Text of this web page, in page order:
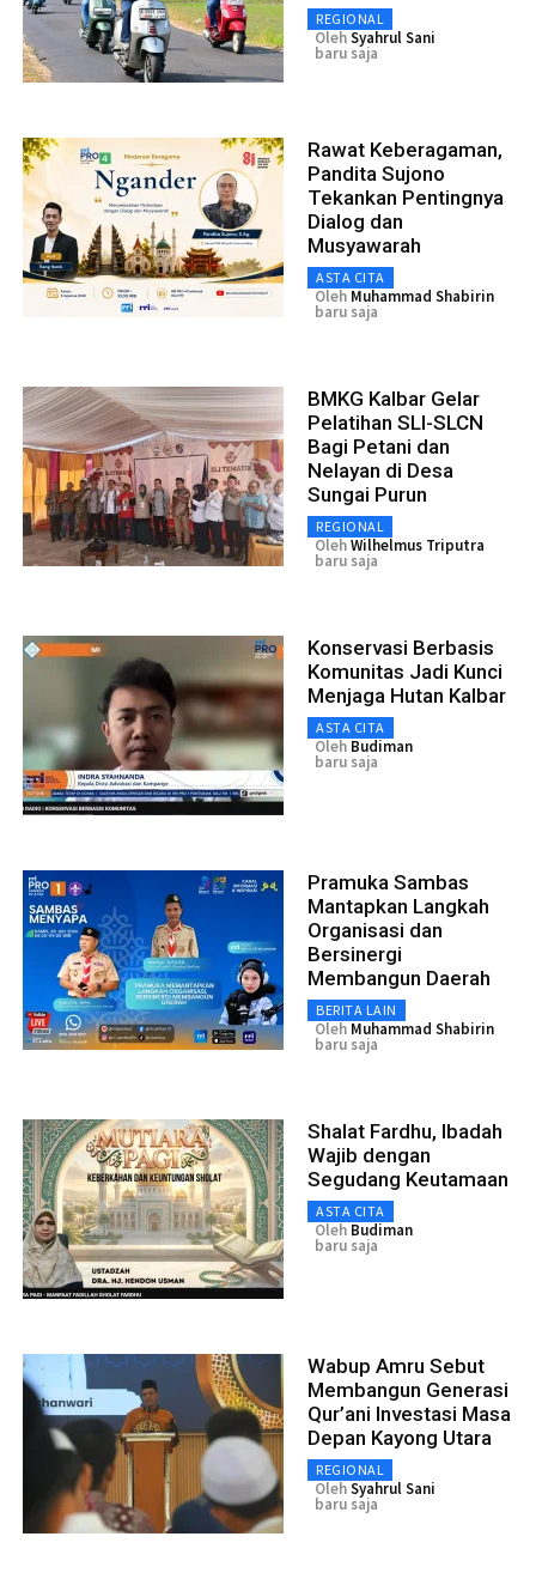
REGIONAL
OlehSyahrul Sani
baru saja
Rawat Keberagaman,
Pandita Sujono
Tekankan Pentingnya
Dialog dan
Musyawarah
ASTA CITA
Oleh Muhammad Shabirin
baru saja
BMKG Kalbar Gelar
Pelatihan SLI-SLCN
Bagi Petani dan
Nelayan di Desa
Sungai Purun
REGIONAL
OlehWilhelmus Triputra
baru saja
Konservasi Berbasis
Komunitas Jadi Kunci
Menjaga Hutan Kalbar
ASTA CITA
Oleh Budiman
baru saja
Pramuka Sambas
Mantapkan Langkah
Organisasi dan
Bersinergi
Membangun Daerah
BERITA LAIN
Oleh Muhammad Shabirin
baru saja
Shalat Fardhu, Ibadah
Wajib dengan
Segudang Keutamaan
ASTA CITA
Oleh Budiman
baru saja
Wabup Amru Sebut
Membangun Generasi
Qur’ani Investasi Masa
Depan Kayong Utara
REGIONAL
OlehSyahrul Sani
baru saja